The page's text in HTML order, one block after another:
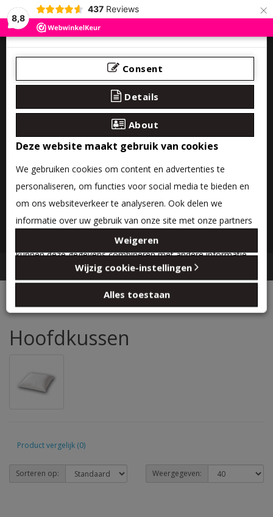
8,8
437 Reviews ×
0 product(en) - €0,00
BEDTEXTIEL Hoofdkussen
Hoofdkussen
Product vergelijk (0)
Sorteren op: Weergegeven:
Consent
Details
About
Deze website maakt gebruik van cookies
We gebruiken cookies om content en advertenties te
personaliseren, om functies voor social media te bieden en
om ons websiteverkeer te analyseren. Ook delen we
informatie over uw gebruik van onze site met onze partners
voor social media, adverteren en analyse. Deze partners
kunnen deze gegevens combineren met andere informatie
die u aan ze heeft verstrekt of die ze hebben verzameld op
basis van uw gebruik van hun services.
Weigeren
Wijzig cookie-instellingen
Alles toestaan